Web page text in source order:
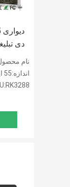
دی
نام
اندازه:55 اینچ